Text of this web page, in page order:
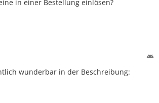
in einer Bestellung einlösen?
wunderbar in der Beschreibung: